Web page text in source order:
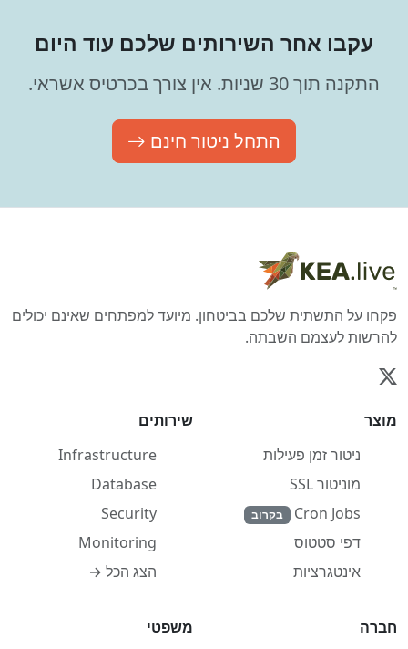
עקבו אחר השירותים שלכם עוד היום
התקנה תוך 30 שניות. אין צורך בכרטיס אשראי.
התחל ניטור חינם
פקחו על התשתית שלכם בביטחון. מיועד למפתחים שאינם יכולים
להרשות לעצמם השבתה.
מוצר
ניטור זמן פעילות
מוניטור SSL
Cron Jobs
בקרוב
דפי סטטוס
אינטגרציות
שירותים
Infrastructure
Database
Security
Monitoring
הצג הכל →
חברה משפטי